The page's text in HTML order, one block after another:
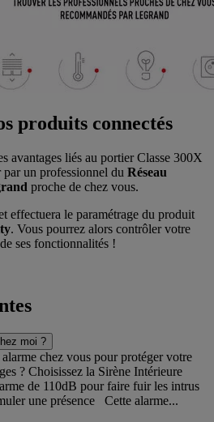
produits connectés
avantages liés au portier Classe 300X
un professionnel du Réseau
proche de chez vous.
effectuera le paramétrage du produit
. Vous pourrez alors contrôler votre
ses fonctionnalités !
moi ?
chez vous pour protéger votre
? Choisissez la Sirène Intérieure
de 110dB pour faire fuir les intrus
une présence Cette alarme...